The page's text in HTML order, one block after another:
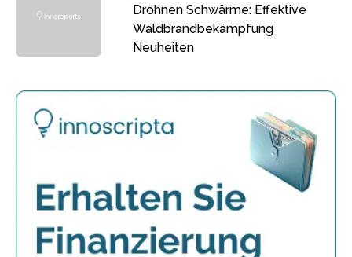
Drohnen Schwärme: Effektive
Waldbrandbekämpfung
Neuheiten